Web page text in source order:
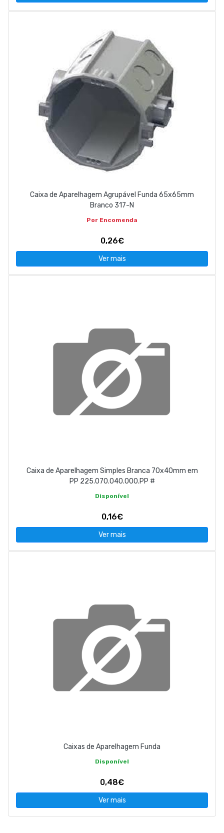
Caixa de Aparelhagem Agrupável Funda 65x65mm
Branco 317-N
Por Encomenda
0,26€
Ver mais
Caixa de Aparelhagem Simples Branca 70x40mm em
PP 225.070.040.000.PP #
Disponível
0,16€
Ver mais
Caixas de Aparelhagem Funda
Disponível
0,48€
Ver mais